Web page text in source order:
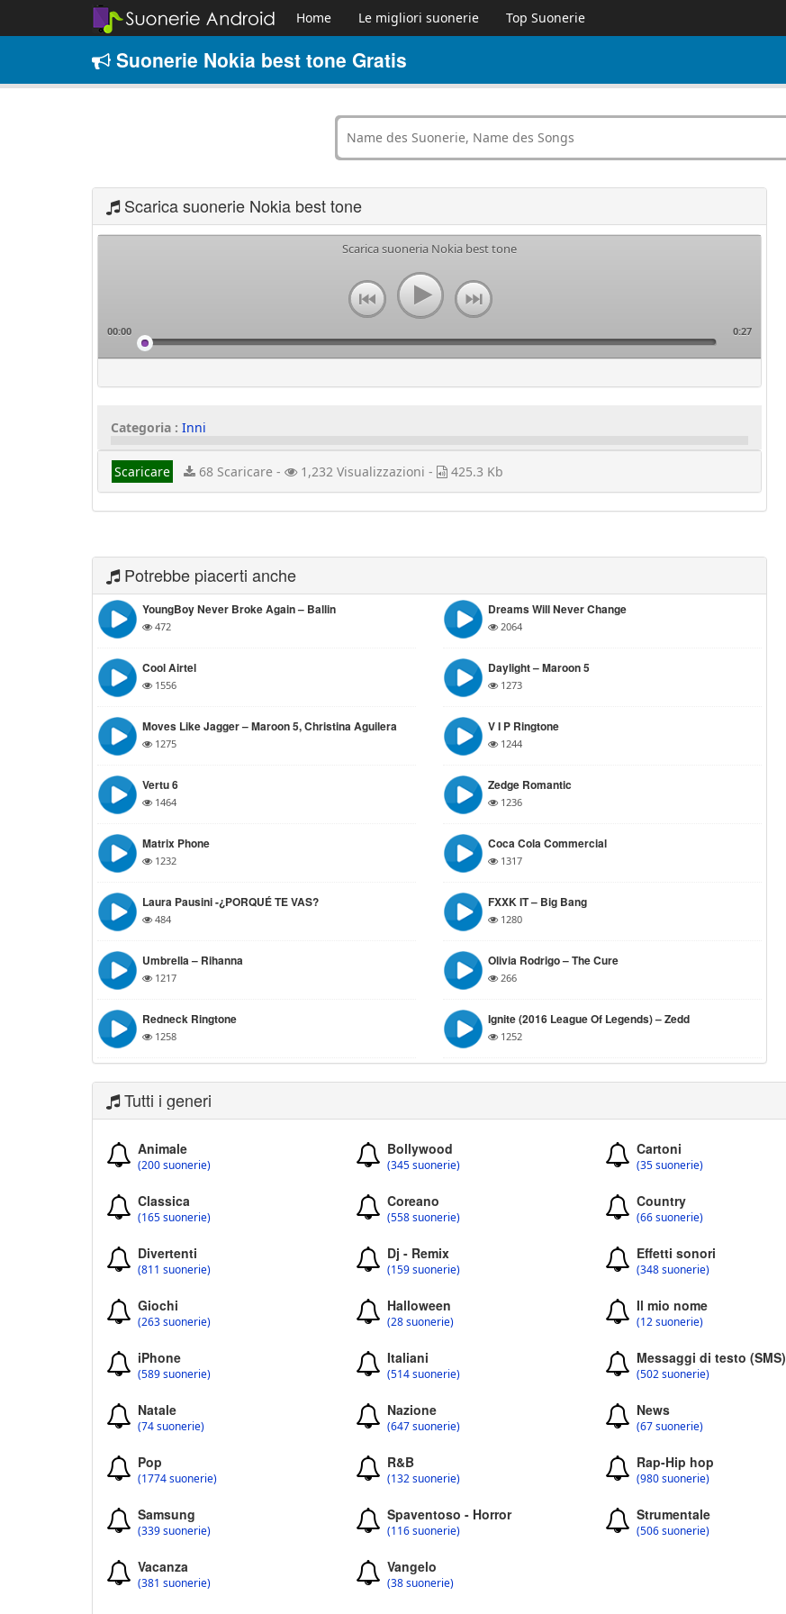
Home Le migliori suonerie Top Suonerie
Suonerie Nokia best tone Gratis
Scarica suonerie Nokia best tone
Scarica suoneria Nokia best tone
00:00 0:27
Categoria : Inni
Scaricare 68 Scaricare - 1,232 Visualizzazioni - 425.3 Kb
Potrebbe piacerti anche
YoungBoy Never Broke Again – Ballin
472
Dreams Will Never Change
2064
Cool Airtel
1556
Daylight – Maroon 5
1273
Moves Like Jagger – Maroon 5, Christina Aguilera
1275
V I P Ringtone
1244
Vertu 6
1464
Zedge Romantic
1236
Matrix Phone
1232
Coca Cola Commercial
1317
Laura Pausini -¿PORQUÉ TE VAS?
484
FXXK IT – Big Bang
1280
Umbrella – Rihanna
1217
Olivia Rodrigo – The Cure
266
Redneck Ringtone
1258
Ignite (2016 League Of Legends) – Zedd
1252
Tutti i generi
Animale
(200 suonerie)
Bollywood
(345 suonerie)
Cartoni
(35 suonerie)
Classica
(165 suonerie)
Coreano
(558 suonerie)
Country
(66 suonerie)
Divertenti
(811 suonerie)
Dj - Remix
(159 suonerie)
Effetti sonori
(348 suonerie)
Giochi
(263 suonerie)
Halloween
(28 suonerie)
Il mio nome
(12 suonerie)
iPhone
(589 suonerie)
Italiani
(514 suonerie)
Messaggi di testo (SMS)
(502 suonerie)
Natale
(74 suonerie)
Nazione
(647 suonerie)
News
(67 suonerie)
Pop
(1774 suonerie)
R&B
(132 suonerie)
Rap-Hip hop
(980 suonerie)
Samsung
(339 suonerie)
Spaventoso - Horror
(116 suonerie)
Strumentale
(506 suonerie)
Vacanza
(381 suonerie)
Vangelo
(38 suonerie)